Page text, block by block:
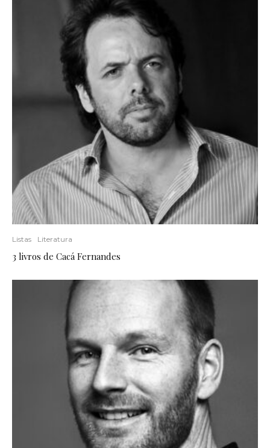
Listas Literatura
3 livros de Cacá Fernandes